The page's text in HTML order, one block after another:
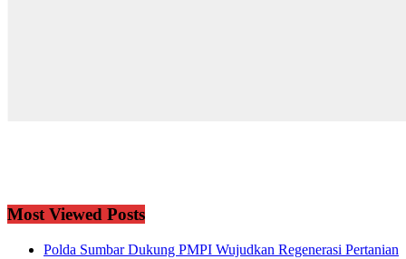
Most Viewed Posts
Polda Sumbar Dukung PMPI Wujudkan Regenerasi Pertanian